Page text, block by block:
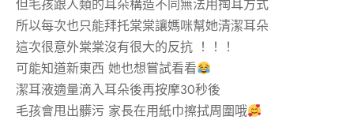
但毛孩跟人類的耳朵構造不同無法用掏耳方式
所以每次也只能拜托棠棠讓媽咪幫她清潔耳朵
這次很意外棠棠沒有很大的反抗 ！！！
可能知道新東西 她也想嘗試看看
潔耳液適量滴入耳朵後再按摩30秒後
毛孩會甩出髒污 家長在用紙巾擦拭周圍哦